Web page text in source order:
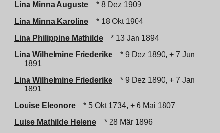
Lina Minna Auguste
* 8 Dez 1909
Lina Minna Karoline
* 18 Okt 1904
Lina Philippine Mathilde
* 13 Jan 1894
Lina Wilhelmine Friederike
* 9 Dez 1890, + 7 Jun
1891
Lina Wilhelmine Friederike
* 9 Dez 1890, + 7 Jan
1891
Louise Eleonore
* 5 Okt 1734, + 6 Mai 1807
Luise Mathilde Helene
* 28 Mär 1896